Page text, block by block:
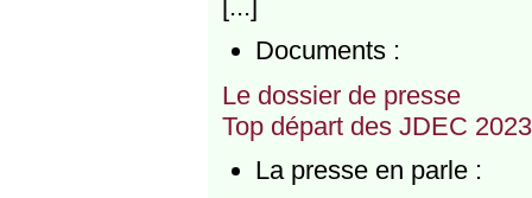
[...]
Documents :
Le dossier de presse
Top départ des JDEC
La presse en parle :